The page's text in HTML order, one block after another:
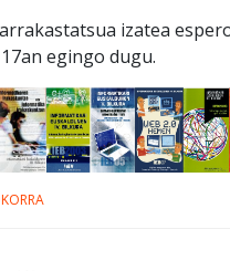
izatea
egingo dugu.